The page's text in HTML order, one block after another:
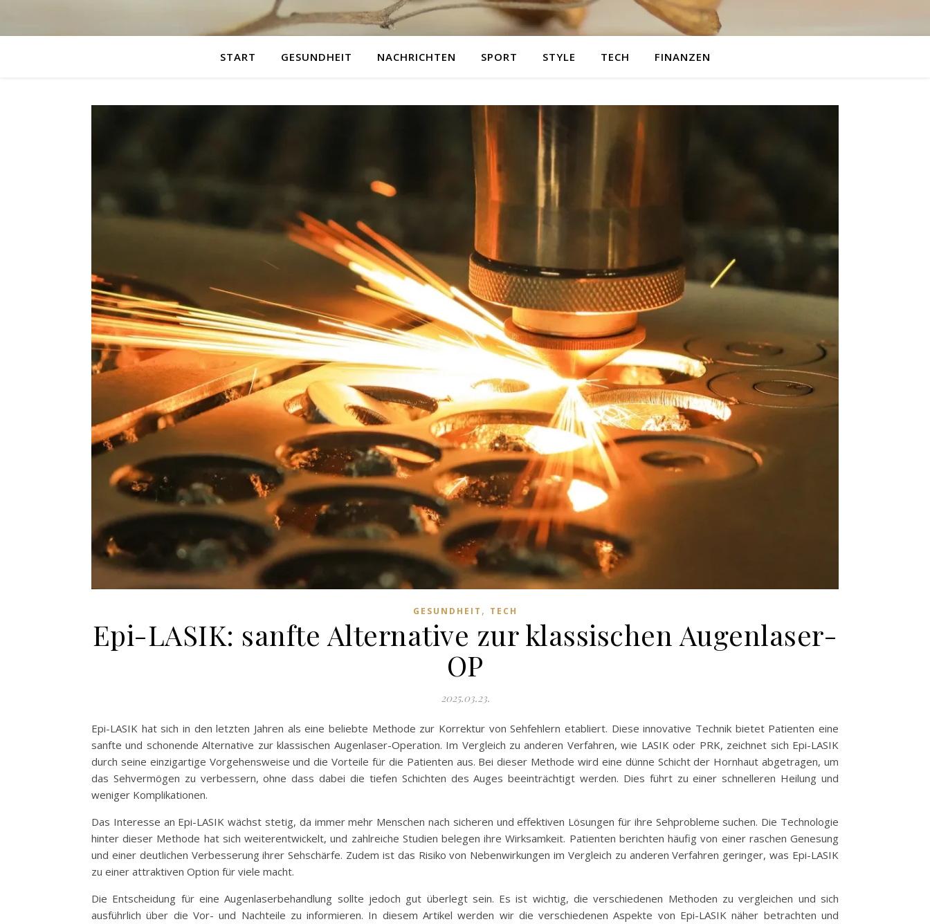
START GESUNDHEIT NACHRICHTEN SPORT STYLE TECH FINANZEN
GESUNDHEIT , TECH
Epi-LASIK: sanfte Alternative zur klassischen Augenlaser-
OP
2025.03.23.
Epi-LASIK hat sich in den letzten Jahren als eine beliebte Methode zur Korrektur von Sehfehlern etabliert. Diese innovative Technik bietet Patienten eine
sanfte und schonende Alternative zur klassischen Augenlaser-Operation. Im Vergleich zu anderen Verfahren, wie LASIK oder PRK, zeichnet sich Epi-LASIK
durch seine einzigartige Vorgehensweise und die Vorteile für die Patienten aus. Bei dieser Methode wird eine dünne Schicht der Hornhaut abgetragen, um
das Sehvermögen zu verbessern, ohne dass dabei die tiefen Schichten des Auges beeinträchtigt werden. Dies führt zu einer schnelleren Heilung und
weniger Komplikationen.
Das Interesse an Epi-LASIK wächst stetig, da immer mehr Menschen nach sicheren und effektiven Lösungen für ihre Sehprobleme suchen. Die Technologie
hinter dieser Methode hat sich weiterentwickelt, und zahlreiche Studien belegen ihre Wirksamkeit. Patienten berichten häufig von einer raschen Genesung
und einer deutlichen Verbesserung ihrer Sehschärfe. Zudem ist das Risiko von Nebenwirkungen im Vergleich zu anderen Verfahren geringer, was Epi-LASIK
zu einer attraktiven Option für viele macht.
Die Entscheidung für eine Augenlaserbehandlung sollte jedoch gut überlegt sein. Es ist wichtig, die verschiedenen Methoden zu vergleichen und sich
ausführlich über die Vor- und Nachteile zu informieren. In diesem Artikel werden wir die verschiedenen Aspekte von Epi-LASIK näher betrachten und